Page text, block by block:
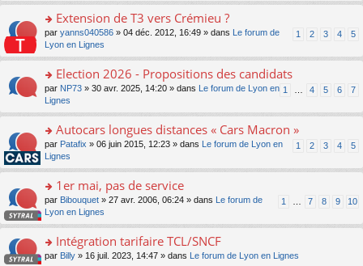
s
ré
c
e
pl
u
s
ré
c
e
nt
e
n
o
n
pl
u
s
ré
c
nt
le
m
e
s
g
e
n
o
n
le
s
ré
e
ult
er
le
m
e
s
s
e
n
o
n
lu
pl
ré
c
o
s
er
le
m
e
s
s
a
n
o
n
lu
le
u
Extension de T3 vers Crémieu ?
1 2 3 4 5
par yanns040586 » 04 déc. 2012, 16:49 » dans
Le forum de
Lyon en Lignes
o
s
er
le
m
e
s
s
a
n
o
Election 2026 - Propositions des candidats
1 4 5 6 7
par NP73 » 30 avr. 2025, 14:20 » dans
Le forum de Lyon en
Lignes
o
s
er
le
m
e
s
s
Autocars longues distances « Cars Macron »
1 2 3 4 5
par Patafix » 06 juin 2015, 12:23 » dans
Le forum de Lyon en
Lignes
o
s
er
le
1er mai, pas de service
1 7 8 9 10
par Bibouquet » 27 avr. 2006, 06:24 » dans
Le forum de
Lyon en Lignes
o
Intégration tarifaire TCL/SNCF
par Billy » 16 juil. 2023, 14:47 » dans Le forum de Lyon en Lignes